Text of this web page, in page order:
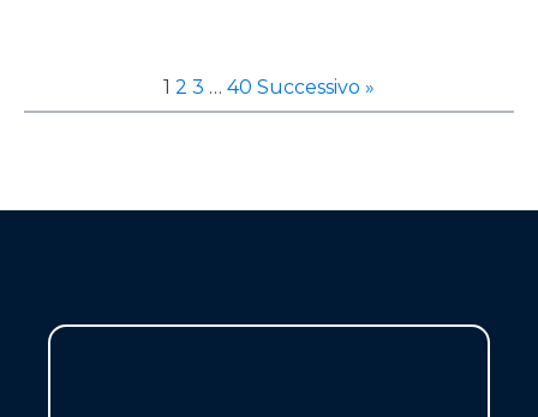
1 2 3 … 40 Successivo »